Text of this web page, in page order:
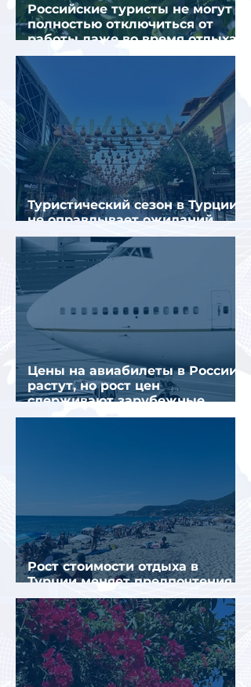
Российские туристы не могут
полностью отключиться от
работы даже во время отдыха
в Турции
Туристический сезон в Турции
не оправдывает ожиданий
отрасли
Цены на авиабилеты в России
растут, но рост цен
сдерживают зарубежные
конкуренты
Рост стоимости отдыха в
Турции меняет предпочтения
туристов